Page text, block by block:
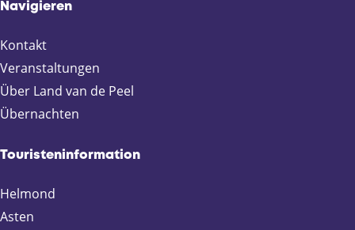
Navigieren
Kontakt
Veranstaltungen
Über Land van de Peel
Übernachten
Touristeninformation
Helmond
Asten